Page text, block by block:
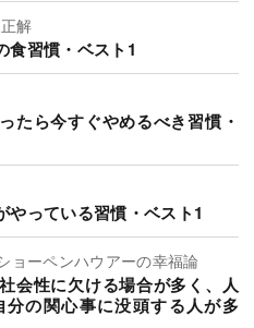
解
食習慣・ベスト1
たら今すぐやめるべき習慣・
やっている習慣・ベスト1
ーペンハウアーの幸福論
会性に欠ける場合が多く、人
の関心事に没頭する人が多